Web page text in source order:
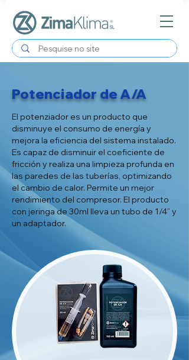
Potenciador de A/A
El potenziador es un producto que
disminuye el consumo de energía y
mejora la eficiencia del sistema instalado.
Es capaz de disminuir el coeficiente de
fricción y realiza una limpieza profunda en
las paredes de las tuberías, optimizando
el cambio de calor. Permite un mejor
rendimiento del compresor. El producto
con jeringa de 30ml lleva un tubo de 1/4” y
un adaptador.